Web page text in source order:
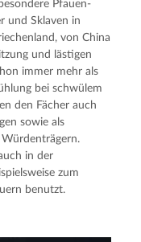
Pfauen-
und Sklaven in
von China
und lästigen
immer mehr als
bei schwülem
den Fächer auch
sowie als
in der
zum
benutzt.